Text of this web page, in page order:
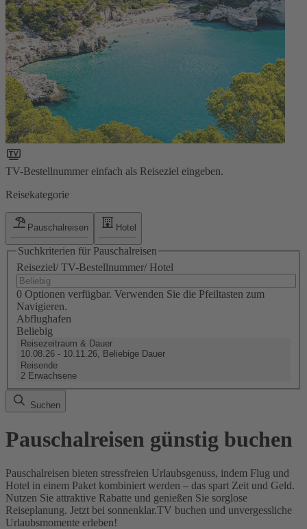
TV-Bestellnummer einfach als Reiseziel eingeben.
Reisekategorie
Pauschalreisen Hotel
Suchkriterien für Pauschalreisen
Reiseziel/ TV-Bestellnummer/ Hotel
0 Optionen verfügbar. Verwenden Sie die Pfeiltasten zum
Navigieren.
Abflughafen
Beliebig
Reisezeitraum & Dauer
10.08.26 - 10.11.26, Beliebige Dauer
Reisende
2 Erwachsene
Suchen
Pauschalreisen günstig buchen
Pauschalreisen bieten stressfreien Urlaubsgenuss, indem Flug und
Hotel in einem Paket kombiniert werden – das spart Zeit und Geld.
Nutzen Sie attraktive Rabatte und genießen Sie sorglose
Reiseplanung. Jetzt bei sonnenklar.TV buchen und unvergessliche
Urlaubsmomente erleben!